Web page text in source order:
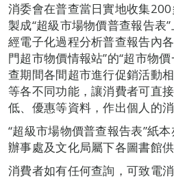
消委會在普查當日實地收集
製成“超級市場物價普查報告表
經電子化過程分析普查報告內
門超市物價情報站”的“超市物
查期間各間超市進行促銷活動
等各不同功能，讓消費者可直
低、優惠等資料，作出個人的消
“超級市場物價普查報告表”紙
辦事處及文化局屬下各圖書館供
消費者如有任何查詢，可致電